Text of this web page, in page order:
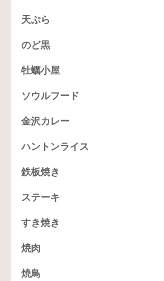
天ぷら
のど黒
牡蠣小屋
ソウルフード
金沢カレー
ハントンライス
鉄板焼き
ステーキ
すき焼き
焼肉
焼鳥